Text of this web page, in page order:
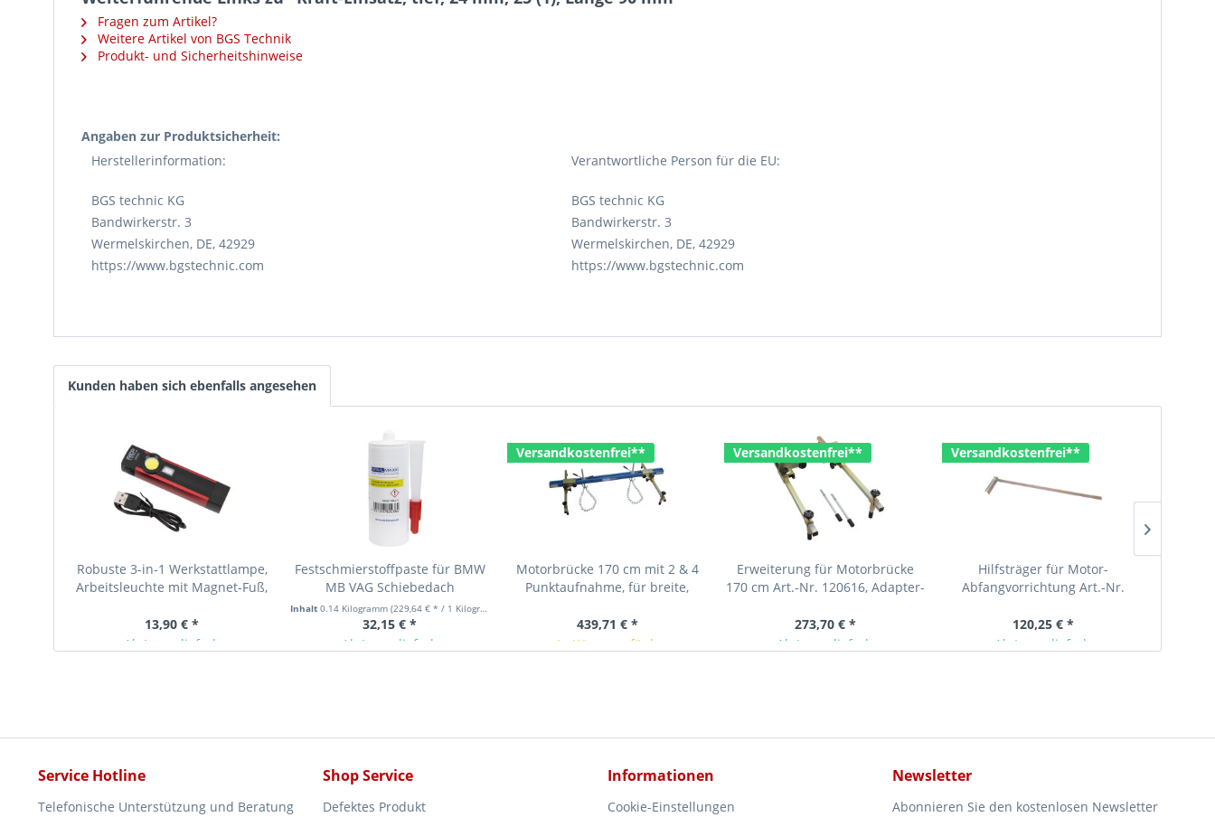
Fragen zum Artikel?
Weitere Artikel von BGS Technik
Produkt- und Sicherheitshinweise
Angaben zur Produktsicherheit:
Herstellerinformation:
BGS technic KG
Bandwirkerstr. 3
Wermelskirchen, DE, 42929
https://www.bgstechnic.com
Verantwortliche Person für die EU:
BGS technic KG
Bandwirkerstr. 3
Wermelskirchen, DE, 42929
https://www.bgstechnic.com
Kunden haben sich ebenfalls angesehen
Robuste 3-in-1 Werkstattlampe,
Arbeitsleuchte mit Magnet-Fuß,
13,90 € *
Ab Lager lieferbar
Festschmierstoffpaste für BMW
MB VAG Schiebedach
Panoramadach, 140g, wie...
Inhalt 0.14 Kilogramm (229,64 € * / 1 Kilogramm)
32,15 € *
Ab Lager lieferbar
Versandkostenfrei**
Motorbrücke 170 cm mit 2 & 4
Punktaufnahme, für breite,
439,71 € *
In Kürze verfügbar
Versandkostenfrei**
Erweiterung für Motorbrücke
170 cm Art.-Nr. 120616, Adapter-
273,70 € *
Ab Lager lieferbar
Versandkostenfrei**
Hilfsträger für Motor-
Abfangvorrichtung Art.-Nr.
120,25 € *
Ab Lager lieferbar
Service Hotline
Telefonische Unterstützung und Beratung
Shop Service
Defektes Produkt
Informationen
Cookie-Einstellungen
Newsletter
Abonnieren Sie den kostenlosen Newsletter